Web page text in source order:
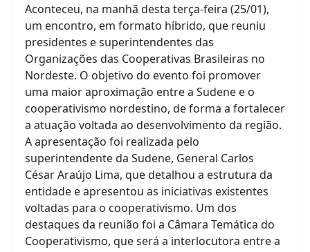
Aconteceu, na manhã desta terça-feira (25/01),
um encontro, em formato híbrido, que reuniu
presidentes e superintendentes das
Organizações das Cooperativas Brasileiras no
Nordeste. O objetivo do evento foi promover
uma maior aproximação entre a Sudene e o
cooperativismo nordestino, de forma a fortalecer
a atuação voltada ao desenvolvimento da região.
A apresentação foi realizada pelo
superintendente da Sudene, General Carlos
César Araújo Lima, que detalhou a estrutura da
entidade e apresentou as iniciativas existentes
voltadas para o cooperativismo. Um dos
destaques da reunião foi a Câmara Temática do
Cooperativismo, que será a interlocutora entre a